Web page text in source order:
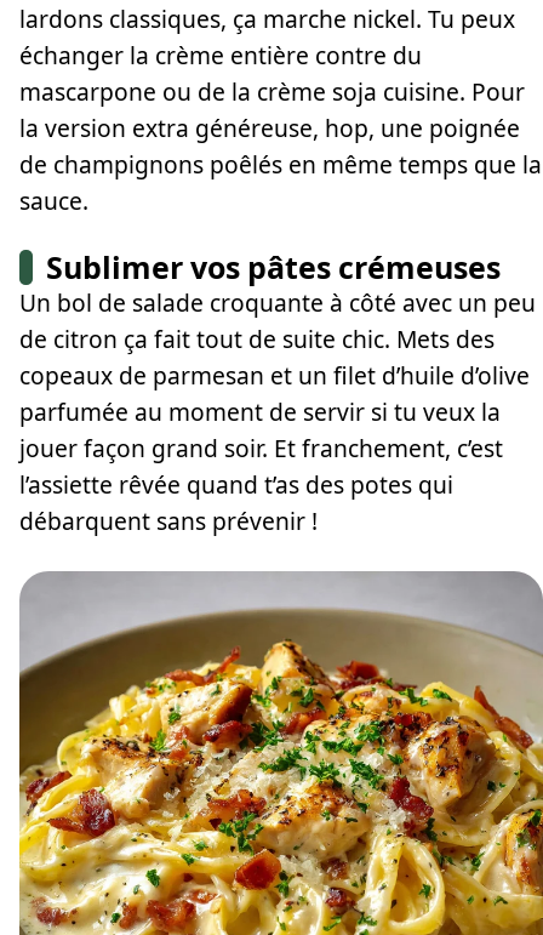
lardons classiques, ça marche nickel. Tu peux
échanger la crème entière contre du
mascarpone ou de la crème soja cuisine. Pour
la version extra généreuse, hop, une poignée
de champignons poêlés en même temps que la
sauce.
Sublimer vos pâtes crémeuses
Un bol de salade croquante à côté avec un peu
de citron ça fait tout de suite chic. Mets des
copeaux de parmesan et un filet d’huile d’olive
parfumée au moment de servir si tu veux la
jouer façon grand soir. Et franchement, c’est
l’assiette rêvée quand t’as des potes qui
débarquent sans prévenir !